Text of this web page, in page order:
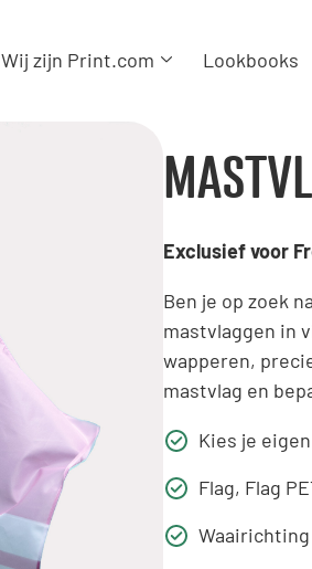
Wij zijn Print.com Lookbooks
Exclusief voor
Ben je op zoek
mastvlaggen in
wapperen,
mastvlag en
Kies je
Flag, Flag